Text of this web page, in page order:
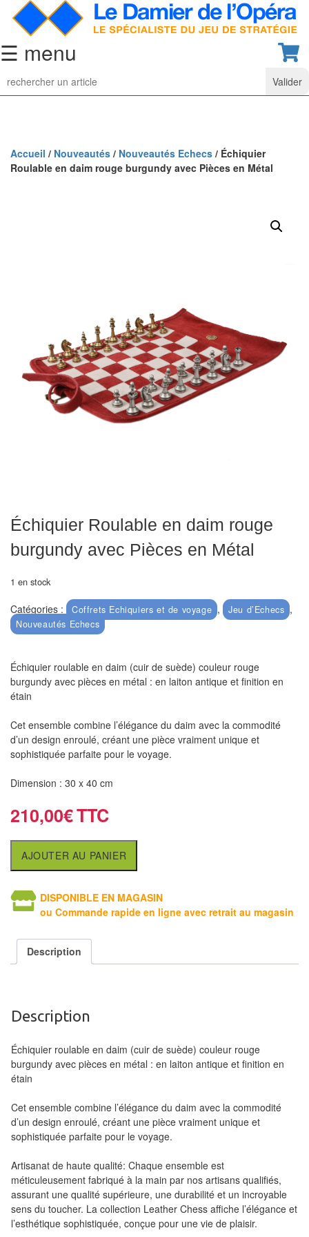
☰ menu
Jeu
d’Echecs
collection
de
voyage
Echiquiers
électroniques
Ecoles
clubs
Echiquiers
muraux/Plein
air
Echiquier
pour
aveugles
Logiciels
en
anglais
Livres
en
français
Tables
de
Jeux
de
cartes
à
Collectionner
(TCG)
Les
Classiques
Accueil / Nouveautés / Nouveautés Echecs / Échiquier
Roulable en daim rouge burgundy avec Pièces en Métal
Échiquier Roulable en daim rouge
burgundy avec Pièces en Métal
1 en stock
Catégories : Coffrets Echiquiers et de voyage , Jeu d’Echecs ,
Nouveautés Echecs
Échiquier roulable en daim (cuir de suède) couleur rouge
burgundy avec pièces en métal : en laiton antique et finition en
étain
Cet ensemble combine l’élégance du daim avec la commodité
d’un design enroulé, créant une pièce vraiment unique et
sophistiquée parfaite pour le voyage.
Dimension : 30 x 40 cm
210,00€
AJOUTER AU PANIER
DISPONIBLE EN MAGASIN
ou Commande rapide en ligne avec retrait au magasin
Description
Description
Échiquier roulable en daim (cuir de suède) couleur rouge
burgundy avec pièces en métal : en laiton antique et finition en
étain
Cet ensemble combine l’élégance du daim avec la commodité
d’un design enroulé, créant une pièce vraiment unique et
sophistiquée parfaite pour le voyage.
Artisanat de haute qualité: Chaque ensemble est
méticuleusement fabriqué à la main par nos artisans qualifiés,
assurant une qualité supérieure, une durabilité et un incroyable
sens du toucher. La collection Leather Chess affiche l’élégance et
l’esthétique sophistiquée, conçue pour une vie de plaisir.